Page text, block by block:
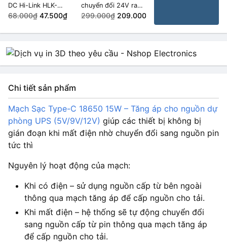
DC Hi-Link HLK-
PM09 9VDC 3W
68.000₫ 47.500₫
chuyển đổi 24V ra
±24V
299.000₫ 209.000₫
Chi tiết sản phẩm
Mạch Sạc Type-C 18650 15W – Tăng áp cho nguồn dự
phòng UPS (5V/9V/12V) giúp các thiết bị không bị
gián đoạn khi mất điện nhờ chuyển đổi sang nguồn pin
tức thì
Nguyên lý hoạt động của mạch:
Khi có điện – sử dụng nguồn cấp từ bên ngoài
thông qua mạch tăng áp để cấp nguồn cho tải.
Khi mất điện – hệ thống sẽ tự động chuyển đổi
sang nguồn cấp từ pin thông qua mạch tăng áp
để cấp nguồn cho tải.